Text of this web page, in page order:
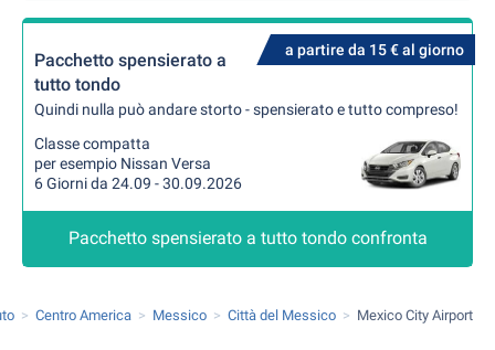
a partire da 15 € al giorno
Pacchetto spensierato a
tutto tondo
Quindi nulla può andare storto - spensierato e tutto compreso!
Classe compatta
per esempio Nissan Versa
6 Giorni da 24.09 - 30.09.2026
Pacchetto spensierato a tutto tondo confronta
Centro America Messico Città del Messico Mexico City Airport